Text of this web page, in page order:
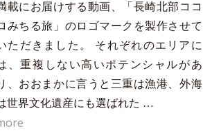
載にお届けする動画、「長崎北部ココ
みちる旅」のロゴマークを製作させて
ただきました。 それぞれのエリアに
、重複しない高いポテンシャルがあ
、おおまかに言うと三重は漁港、外海
世界文化遺産にも選ばれた …